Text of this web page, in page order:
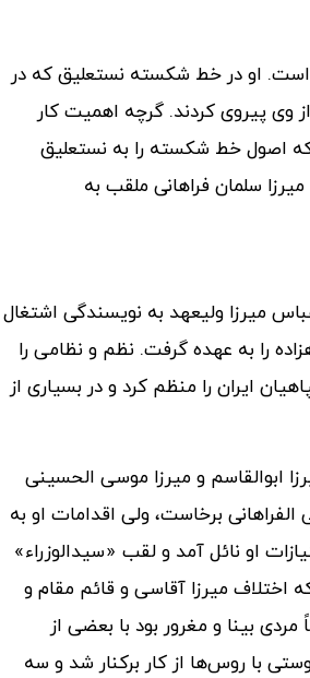
است. او در خط شکسته نستعلیق که در
وی پیروی کردند. گرچه اهمیت کار
اصول خط شکسته را به نستعلیق
سلمان فراهانی ملقب به
میرزا ولیعهد به نویسندگی اشتغال
را به عهده گرفت. نظم و نظامی را
ایران را منظم کرد و در بسیاری از
ابوالقاسم و میرزا موسی الحسینی
برخاست، ولی اقدامات او به
او نائل آمد و لقب «سیدالوزراء»
اختلاف میرزا آقاسی و قائم مقام و
بینا و مغرور بود با بعضی از
با روس‌ها از کار برکنار شد و سه